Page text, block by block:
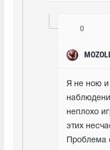
0
Я не ною и
неплохо
этих
Проблема